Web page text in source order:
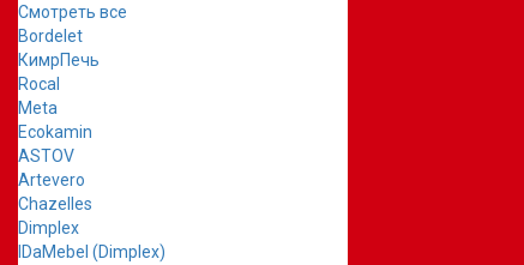
Смотреть все
Bordelet
КимрПечь
Rocal
Meta
Ecokamin
ASTOV
Artevero
Chazelles
Dimplex
IDaMebel (Dimplex)